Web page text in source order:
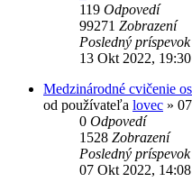
119 Odpovedí
99271 Zobrazení
Posledný príspevok
13 Okt 2022, 19:30
Medzinárodné cvičenie
od používateľa lovec »
0 Odpovedí
1528 Zobrazení
Posledný príspevok
07 Okt 2022, 14:08